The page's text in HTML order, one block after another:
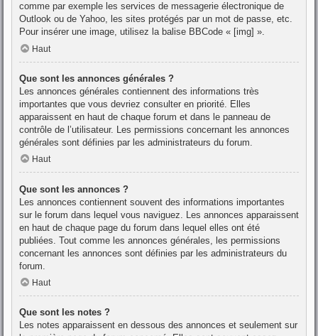
comme par exemple les services de messagerie électronique de
Outlook ou de Yahoo, les sites protégés par un mot de passe, etc.
Pour insérer une image, utilisez la balise BBCode « [img] ».
Haut
Que sont les annonces générales ?
Les annonces générales contiennent des informations très
importantes que vous devriez consulter en priorité. Elles
apparaissent en haut de chaque forum et dans le panneau de
contrôle de l’utilisateur. Les permissions concernant les annonces
générales sont définies par les administrateurs du forum.
Haut
Que sont les annonces ?
Les annonces contiennent souvent des informations importantes
sur le forum dans lequel vous naviguez. Les annonces apparaissent
en haut de chaque page du forum dans lequel elles ont été
publiées. Tout comme les annonces générales, les permissions
concernant les annonces sont définies par les administrateurs du
forum.
Haut
Que sont les notes ?
Les notes apparaissent en dessous des annonces et seulement sur